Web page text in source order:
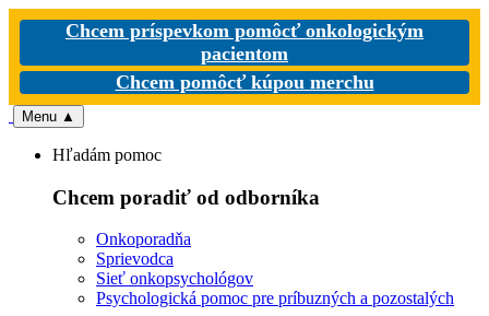
Chcem príspevkom pomôcť onkologickým
pacientom
Chcem pomôcť kúpou merchu
Menu ▲
Hľadám pomoc
Chcem poradiť od odborníka
Onkoporadňa
Sprievodca
Sieť onkopsychológov
Psychologická pomoc pre príbuzných a pozostalých